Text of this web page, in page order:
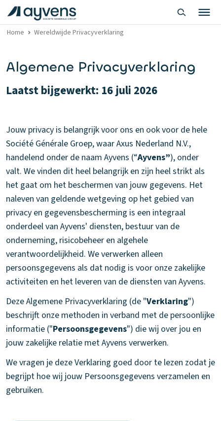
Home Wereldwijde Privacyverklaring
Algemene Privacyverklaring
Laatst bijgewerkt: 16 juli 2026
Jouw privacy is belangrijk voor ons en ook voor de hele
Société Générale Groep, waar Axus Nederland N.V.,
handelend onder de naam Ayvens (“Ayvens”), onder
valt. We vinden dit heel belangrijk en zijn heel strikt als
het gaat om het beschermen van jouw gegevens. Het
naleven van geldende wetgeving op het gebied van
privacy en gegevensbescherming is een integraal
onderdeel van Ayvens' diensten, bestuur van de
onderneming, risicobeheer en algehele
verantwoordelijkheid. We verwerken alleen
persoonsgegevens als dat nodig is voor onze zakelijke
activiteiten en het leveren van de diensten van Ayvens.
Deze Algemene Privacyverklaring (de "Verklaring")
beschrijft onze methoden in verband met de persoonlijke
informatie ("Persoonsgegevens") die wij over jou en
jouw zakelijke relatie met Ayvens verwerken.
We vragen je deze Verklaring goed door te lezen zodat je
begrijpt hoe wij jouw Persoonsgegevens verzamelen en
gebruiken.